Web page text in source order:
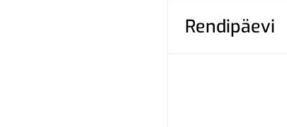
Rendipäevi